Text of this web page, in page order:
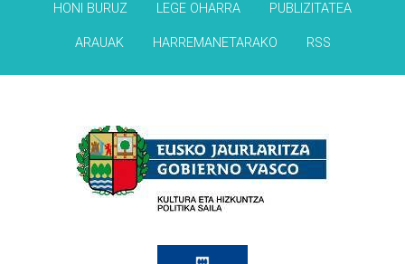
HONI BURUZ LEGE OHARRA PUBLIZITATEA
ARAUAK HARREMANETARAKO RSS